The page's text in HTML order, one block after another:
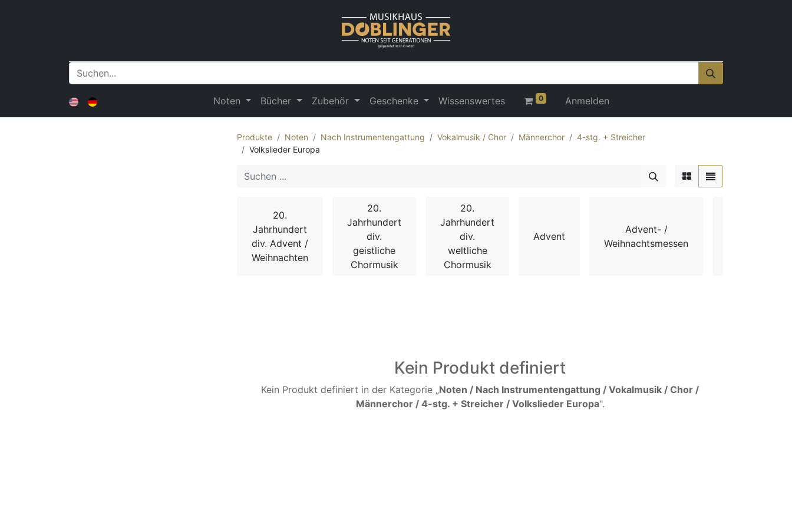
Noten Bücher Zubehör Geschenke Wissenswertes 0 Anmelden
Produkte Noten Nach Instrumentengattung Vokalmusik / Chor Männerchor
4-stg. + Streicher
Volkslieder Europa
20.
Jahrhundert
div. Advent /
Weihnachten
20.
Jahrhundert
div.
geistliche
Chormusik
20.
Jahrhundert
div.
weltliche
Chormusik
Advent
Advent- /
Weihnachtsmessen
Kein Produkt definiert
Kein Produkt definiert in der Kategorie „Noten / Nach Instrumentengattung / Vokalmusik / Chor /
Männerchor / 4-stg. + Streicher / Volkslieder Europa".